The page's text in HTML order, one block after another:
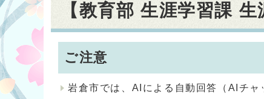
【教育部 生涯学習課
ご注意
岩倉市では、AIによる自動回答（AIチャ